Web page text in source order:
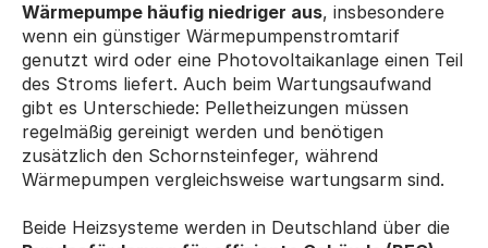
Wärmepumpe häufig niedriger aus, insbesondere
wenn ein günstiger Wärmepumpenstromtarif
genutzt wird oder eine Photovoltaikanlage einen Teil
des Stroms liefert. Auch beim Wartungsaufwand
gibt es Unterschiede: Pelletheizungen müssen
regelmäßig gereinigt werden und benötigen
zusätzlich den Schornsteinfeger, während
Wärmepumpen vergleichsweise wartungsarm sind.